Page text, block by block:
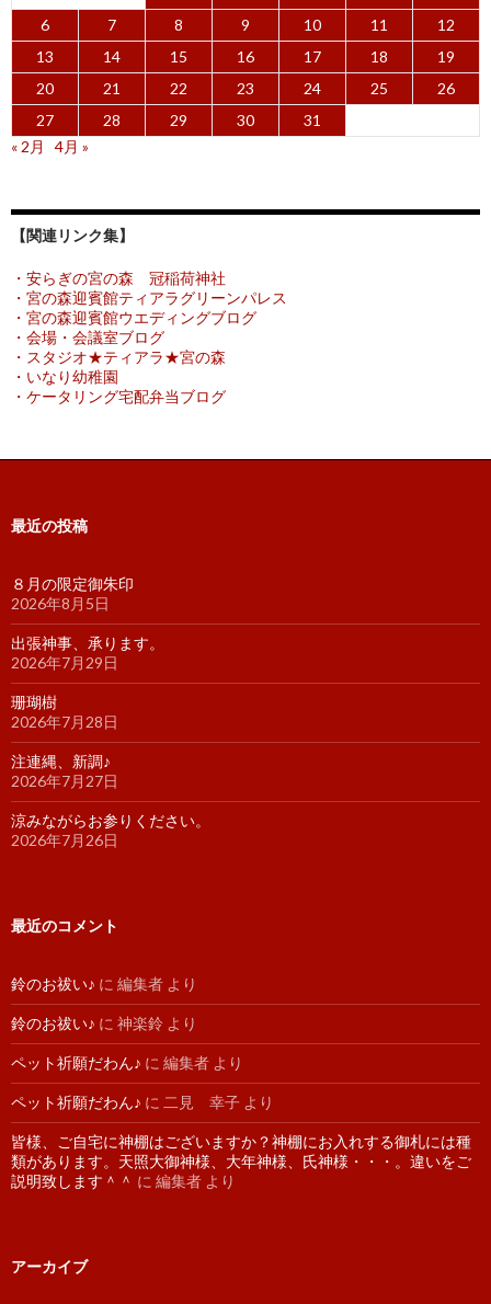
6
7 8 9 10 11
12
13
14 15 16 17 18
19
20
21 22 23 24 25
26
27
28 29 30
31
« 2月
4月 »
【関連リンク集】
・安らぎの宮の森 冠稲荷神社
・宮の森迎賓館ティアラグリーンパレス
・宮の森迎賓館ウエディングブログ
・会場・会議室ブログ
・スタジオ★ティアラ★宮の森
・いなり幼稚園
・ケータリング宅配弁当ブログ
最近の投稿
８月の限定御朱印
2026年8月5日
出張神事、承ります。
2026年7月29日
珊瑚樹
2026年7月28日
注連縄、新調♪
2026年7月27日
涼みながらお参りください。
2026年7月26日
最近のコメント
鈴のお祓い♪ に 編集者 より
鈴のお祓い♪ に 神楽鈴 より
ペット祈願だわん♪ に 編集者 より
ペット祈願だわん♪ に 二見 幸子 より
皆様、ご自宅に神棚はございますか？神棚にお入れする御札には種
類があります。天照大御神様、大年神様、氏神様・・・。違いをご
説明致します＾＾ に 編集者 より
アーカイブ